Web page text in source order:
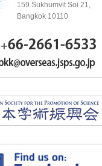
159 Sukhumvit Soi 21,
Bangkok 10110